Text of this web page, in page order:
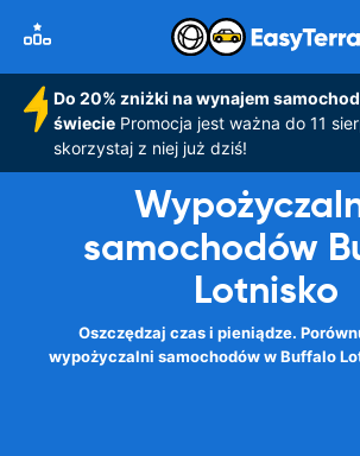
Do 20% zniżki na wynajem
świeciePromocja jest ważna do 11
skorzystaj z niej już dziś!
samochodów
Lotnisko
Oszczędzaj czas i pieniądze.
wypożyczalni samochodów w Buffalo